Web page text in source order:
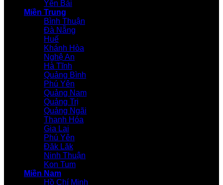
Yên Bái
Miền Trung
Bình Thuận
Đà Nẵng
Huế
Khánh Hòa
Nghệ An
Hà Tĩnh
Quảng Bình
Phú Yên
Quảng Nam
Quảng Trị
Quảng Ngãi
Thanh Hóa
Gia Lai
Phú Yên
Đăk Lăk
Ninh Thuận
Kon Tum
Miền Nam
Hồ Chí Minh